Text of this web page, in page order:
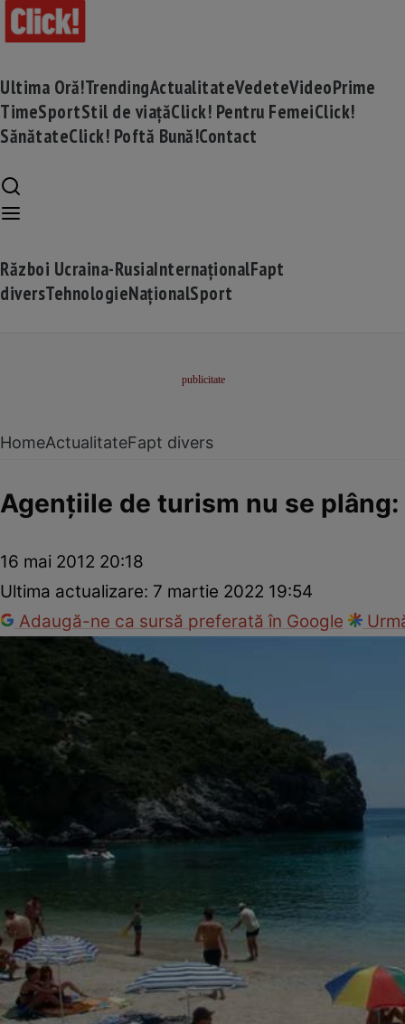
Ultima Oră!TrendingActualitateVedeteVideoPrime
TimeSportStil de viațăClick! Pentru FemeiClick!
SănătateClick! Poftă Bună!Contact
Război Ucraina-RusiaInternaționalFapt
diversTehnologieNaționalSport
HomeActualitateFapt divers
Agenţiile de turism nu se
16 mai 2012 20:18
Ultima actualizare: 7 martie 2022 19:54
Adaugă-ne ca sursă preferată în Google